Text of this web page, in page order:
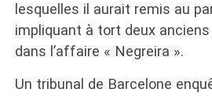
lesquelles il aurait remis au
impliquant à tort deux
dans l’affaire « Negreira ».
Un tribunal de Barcelone